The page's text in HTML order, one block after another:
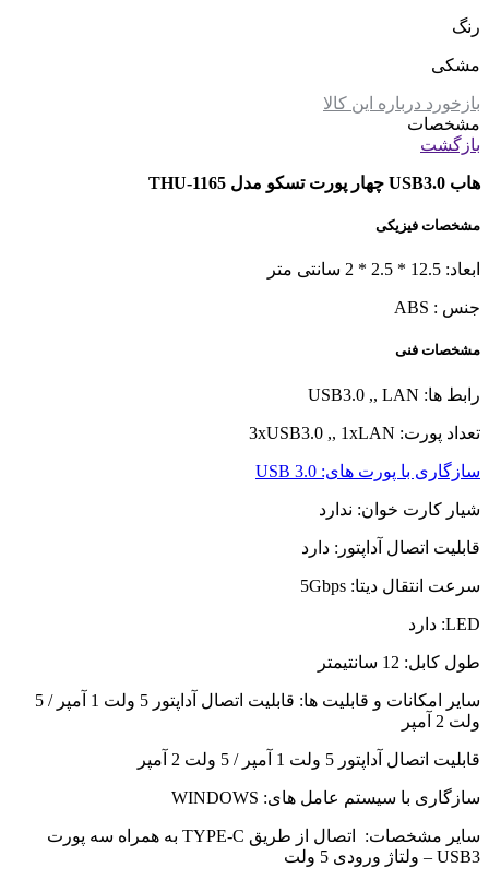
رنگ
مشکی
بازخورد درباره این کالا
مشخصات
بازگشت
هاب USB3.0 چهار پورت تسکو مدل THU-1165
مشخصات فیزیکی
ابعاد: 12.5 * 2.5 * 2 سانتی متر
جنس : ABS
مشخصات فنی
رابط ها: USB3.0 ,, LAN
تعداد پورت: 3xUSB3.0 ,, 1xLAN
سازگاری با پورت های: USB 3.0
شیار کارت خوان: ندارد
قابلیت اتصال آداپتور: دارد
سرعت انتقال دیتا: 5Gbps
LED: دارد
طول کابل: 12 سانتیمتر
سایر امکانات و قابلیت ها: قابلیت اتصال آداپتور 5 ولت 1 آمپر / 5
ولت 2 آمپر
قابلیت اتصال آداپتور 5 ولت 1 آمپر / 5 ولت 2 آمپر
سازگاری با سیستم عامل های: WINDOWS
سایر مشخصات: اتصال از طریق TYPE-C به همراه سه پورت
USB3 – ولتاژ ورودی 5 ولت